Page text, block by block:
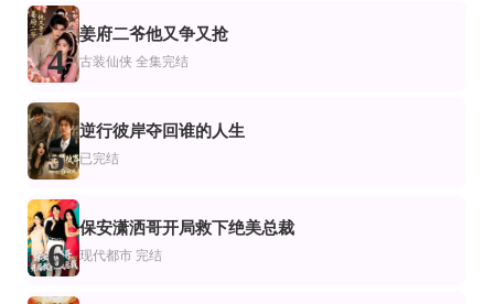
王道铁,包金妮
闻至承,查祎琛
正片完结
完结
吴昊＆徐忠慧
4
姜府二爷他又争又抢
古装仙侠 全集完结
5
逆行彼岸夺回谁的人生
已完结
6
保安潇洒哥开局救下绝美总裁
现代都市 完结